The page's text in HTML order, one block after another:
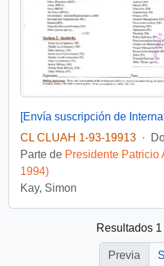
CL CLUAH 1-93-19913 ·
Parte de Presidente Patricio
1994)
Kay, Simon
Resultados
Previa